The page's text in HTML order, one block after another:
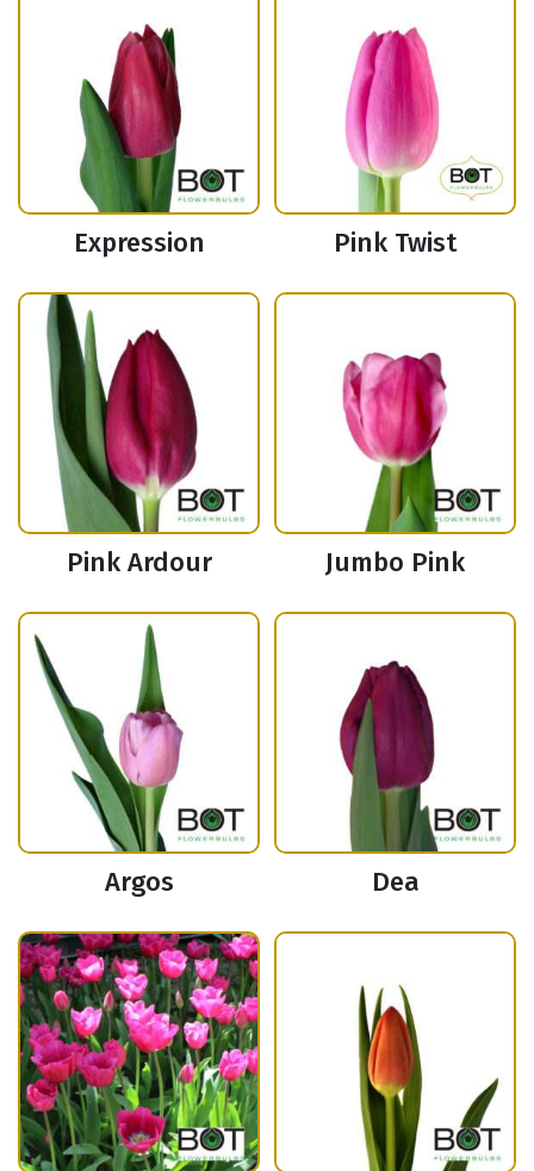
Expression Pink Twist
Pink Ardour Jumbo Pink
Argos Dea